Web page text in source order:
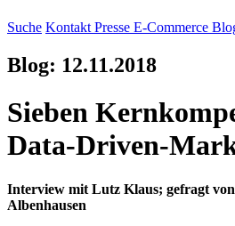
Suche Kontakt Presse E-Commerce
Blog: 12.11.2018
Sieben
Data-Driven-
Interview mit Lutz Klaus; gefragt
Albenhausen